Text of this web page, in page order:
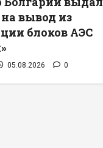
вывод из
блоков АЭС
05.08.2026 0